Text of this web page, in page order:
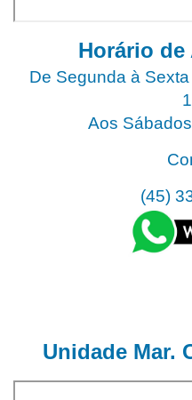
Horário
De Segunda à
Aos
(45)
Unidade Mar.